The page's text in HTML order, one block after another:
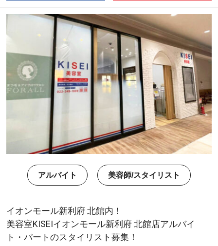
アルバイト 美容師/スタイリスト
イオンモール新利府 北館内！
美容室KISEIイオンモール新利府 北館店アルバイ
ト・パートのスタイリスト募集！